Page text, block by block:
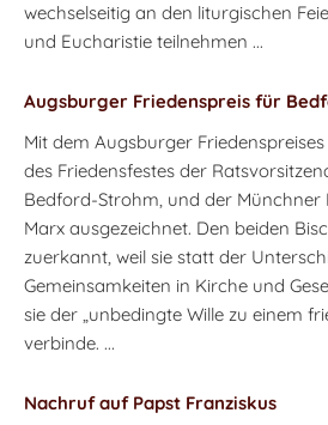
wechselseitig an den liturgischen
und Eucharistie teilnehmen ...
Augsburger Friedenspreis für
Mit dem Augsburger
des Friedensfestes der
Bedford-Strohm, und der Münchner
Marx ausgezeichnet. Den beiden
zuerkannt, weil sie statt der
Gemeinsamkeiten in Kirche und
sie der „unbedingte Wille zu einem
verbinde. ...
Nachruf auf Papst Franziskus